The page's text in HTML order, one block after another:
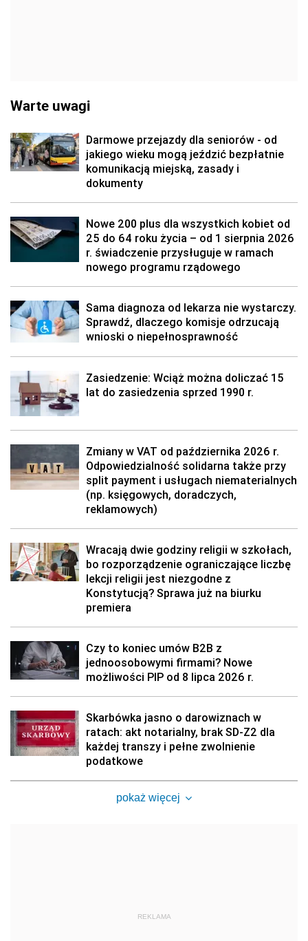
Warte uwagi
Darmowe przejazdy dla seniorów - od
jakiego wieku mogą jeździć bezpłatnie
komunikacją miejską, zasady i
dokumenty
Nowe 200 plus dla wszystkich kobiet od
25 do 64 roku życia – od 1 sierpnia 2026
r. świadczenie przysługuje w ramach
nowego programu rządowego
Sama diagnoza od lekarza nie wystarczy.
Sprawdź, dlaczego komisje odrzucają
wnioski o niepełnosprawność
Zasiedzenie: Wciąż można doliczać 15
lat do zasiedzenia sprzed 1990 r.
Zmiany w VAT od października 2026 r.
Odpowiedzialność solidarna także przy
split payment i usługach niematerialnych
(np. księgowych, doradczych,
reklamowych)
Wracają dwie godziny religii w szkołach,
bo rozporządzenie ograniczające liczbę
lekcji religii jest niezgodne z
Konstytucją? Sprawa już na biurku
premiera
Czy to koniec umów B2B z
jednoosobowymi firmami? Nowe
możliwości PIP od 8 lipca 2026 r.
Skarbówka jasno o darowiznach w
ratach: akt notarialny, brak SD-Z2 dla
każdej transzy i pełne zwolnienie
podatkowe
pokaż więcej
REKLAMA